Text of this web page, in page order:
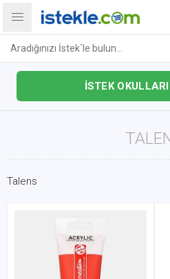
İSTEK
Talens